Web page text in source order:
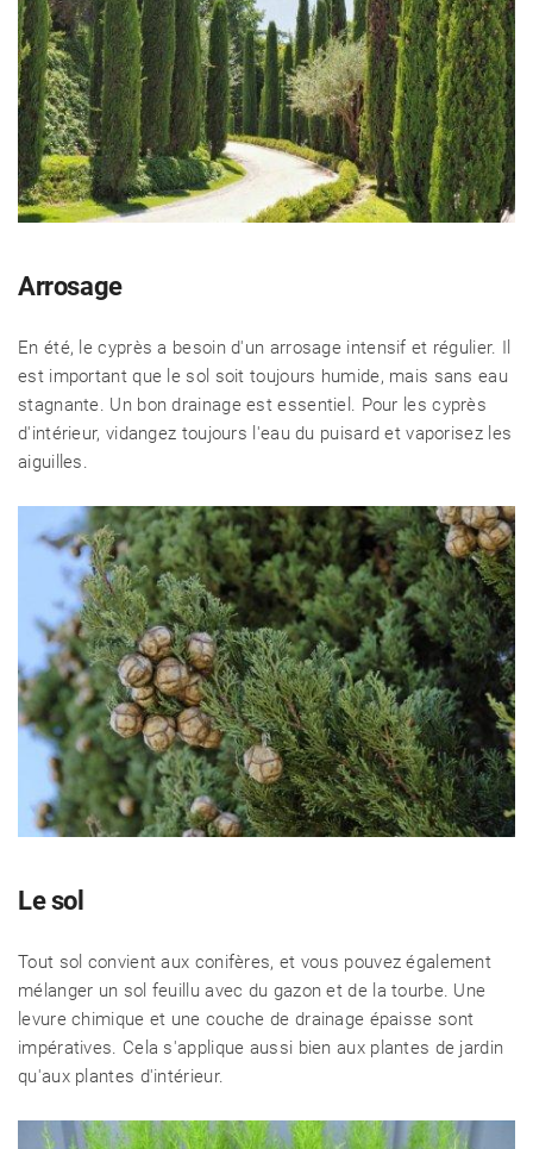
Arrosage
En été, le cyprès a besoin d'un arrosage intensif et régulier. Il
est important que le sol soit toujours humide, mais sans eau
stagnante. Un bon drainage est essentiel. Pour les cyprès
d'intérieur, vidangez toujours l'eau du puisard et vaporisez les
aiguilles.
Le sol
Tout sol convient aux conifères, et vous pouvez également
mélanger un sol feuillu avec du gazon et de la tourbe. Une
levure chimique et une couche de drainage épaisse sont
impératives. Cela s'applique aussi bien aux plantes de jardin
qu'aux plantes d'intérieur.